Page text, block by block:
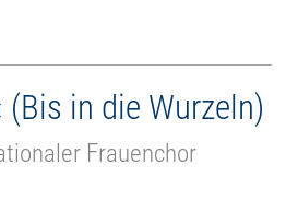
(Bis in die Wurzeln)
Frauenchor